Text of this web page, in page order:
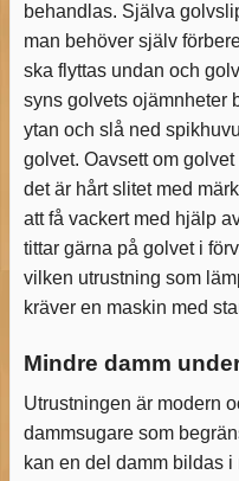
behandlas. Själva
man behöver själv
ska flyttas undan och
syns golvets ojämnheter
ytan och slå ned
golvet. Oavsett om
det är hårt slitet med
att få vackert med hjälp
tittar gärna på golvet i
vilken utrustning som
kräver en maskin med
Mindre damm
Utrustningen är modern
dammsugare som
kan en del damm bildas i